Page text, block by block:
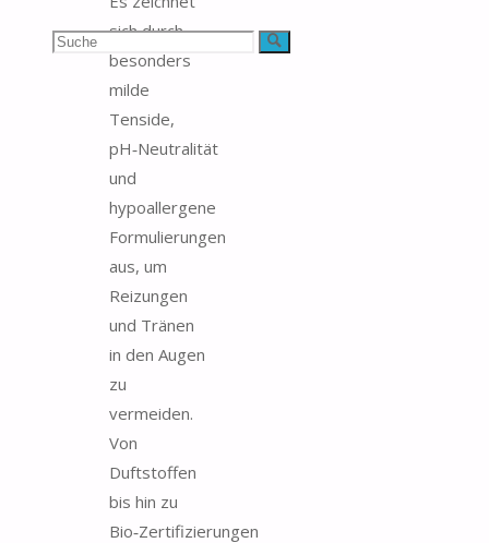
Suchen Suche
sich durch
besonders
milde
Tenside,
pH‑Neutralität
und
hypoallergene
Formulierungen
aus, um
Reizungen
und Tränen
in den Augen
zu
vermeiden.
Von
Duftstoffen
bis hin zu
Bio‑Zertifizierungen